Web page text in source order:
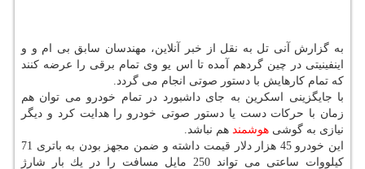
به گزارش آنی تل به نقل از خبر آنلاین، مهندسان سابق بی ام و و
اینفینیتی در چین گردهم آمده تا اس یو وی تمام برقی را عرضه كنند
كه تمام كارهایش با دستور صوتی انجام می گردد.
با جایگزینی اسكرین به جای داشبورد در تمام خودرو می توان هم
زمان با حركات دست یا دستور صوتی خودرو را هدایت كرد و دیگر
نیازی به گوشی هوشمند هم نباشد.
این خودرو 45 هزار دلار قیمت داشته و ضمن مجهز بودن به باتری 71
كیلووات ساعتی می تواند 250 مایل مسافت را در یك بار شارژ